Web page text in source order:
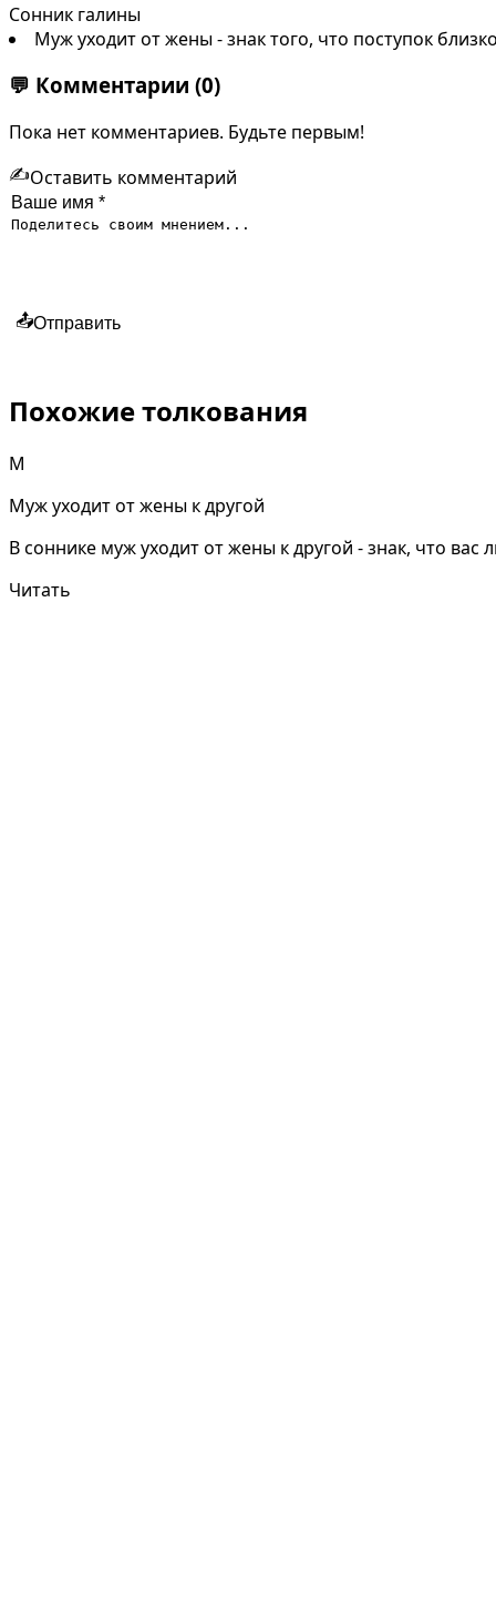
Сонник галины
Муж уходит от жены - знак того, что поступок
💬 Комментарии (0)
Пока нет комментариев. Будьте первым!
✍️Оставить комментарий
📤Отправить
Похожие толкования
М
Муж уходит от жены к другой
В соннике муж уходит от жены к другой - знак, что
Читать